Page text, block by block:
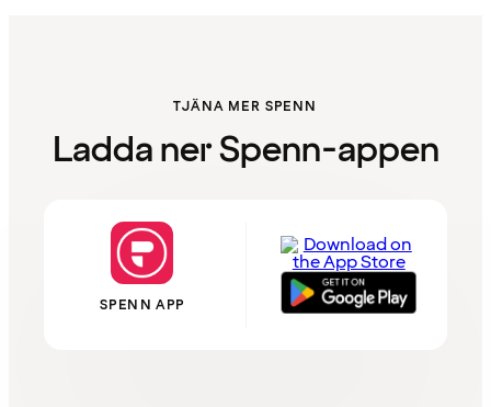
TJÄNA MER SPENN
Ladda ner Spenn-appen
SPENN APP